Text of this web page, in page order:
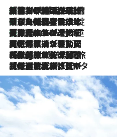
2026.8.6
「荷物が増えるほど旅ストレスは増す」美容ジャーナリストがたどり着いた最終結論。“化粧品を劇的に減らす”感動の凝縮美容とは
2026.8.6
「旅先には金髪ウィッグを持参」日本と同じメイクでは損してる!? 美容ジャーナリストが提案する“掟破りの旅美容”とは
2026.8.6
【厳選旅コスメ】「身軽さ＆UV対策重視！」ヘアアーティストshucoが選んだ夏旅ベストコスメを発表【Mサイズジップ】
2026.8.5
【厳選旅コスメ】国内をあちこち移動する河井菜摘が選んだ夏旅ベストコスメ発表！「リラックスアイテムはマスト」【Mサイズジップ】
2026.8.4
【厳選旅コスメ】「紫外線＆乾燥対策しながらメイク感も！」ヘア＆メイクGeorgeが選んだ夏旅ベストコスメを発表！【Mサイズジップ】
2026.8.3
【厳選旅コスメ】「保湿もタイパ重視！」“サウナ好き”タレント清水みさとが愛用する夏旅ベストコスメを発表！【Mサイズジップ】